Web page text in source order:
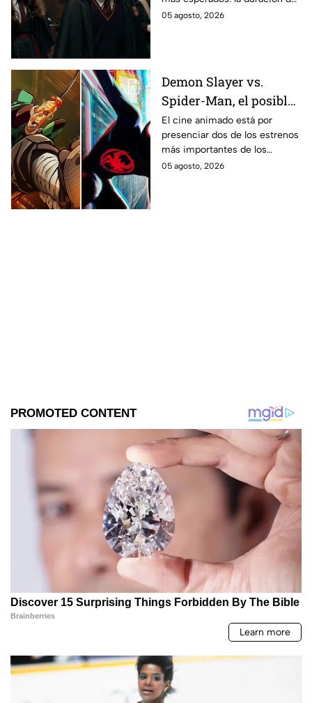
los fans de los libros
la primera temporada basada
05 agosto, 2026
Demon Slayer vs.
Spider-Man, el posible
gran enfrentamiento
en taquilla del 2027
El cine animado está por
presenciar dos de los estrenos
más importantes de los
últimos años.
05 agosto, 2026